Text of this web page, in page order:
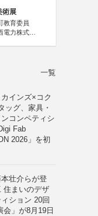
術展
教育委員
力株式会
一覧
カインズ×コク
ッグ、家具・
コンペティシ
Fab
2026」を初
壮介らが登
住まいのデザ
ション 20回
会」が8月19日